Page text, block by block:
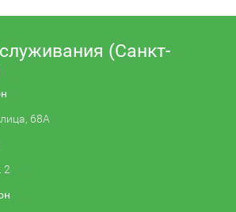
(Санкт-
68А
2